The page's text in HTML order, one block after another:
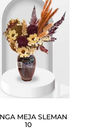
MEJA SLEMAN
10